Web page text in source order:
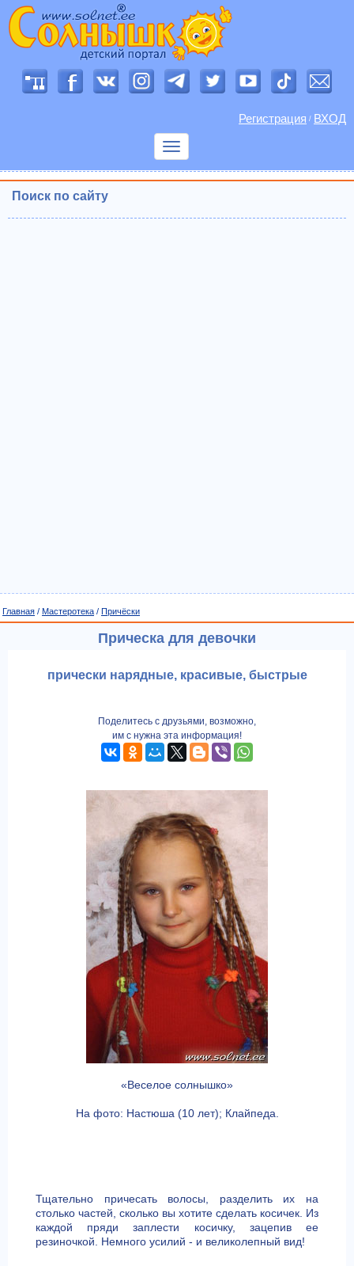
Регистрация / ВХОД
Показать
Поиск по сайту
Главная / Мастеротека / Причёски
Прическа для девочки
прически нарядные, красивые, быстрые
Поделитесь с друзьями, возможно,
им с нужна эта информация!
«Веселое солнышко»
На фото: Настюша (10 лет); Клайпеда.
Тщательно причесать волосы, разделить их на
столько частей, сколько вы хотите сделать косичек. Из
каждой пряди заплести косичку, зацепив ее
резиночкой. Немного усилий - и великолепный вид!